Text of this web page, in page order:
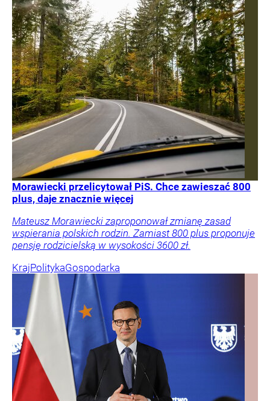
Morawiecki przelicytował PiS. Chce zawieszać 800
plus, daje znacznie więcej
Mateusz Morawiecki zaproponował zmianę zasad
wspierania polskich rodzin. Zamiast 800 plus proponuje
pensję rodzicielską w wysokości 3600 zł.
KrajPolitykaGospodarka